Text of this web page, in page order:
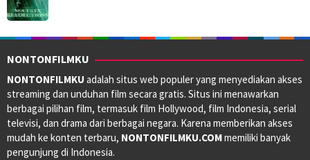
NONTONFILMKU
NONTONFILMKU adalah situs web populer yang menyediakan akses
streaming dan unduhan film secara gratis. Situs ini menawarkan
berbagai pilihan film, termasuk film Hollywood, film Indonesia, serial
televisi, dan drama dari berbagai negara. Karena memberikan akses
mudah ke konten terbaru, NONTONFILMKU.COMmemiliki banyak
pengunjung di Indonesia.